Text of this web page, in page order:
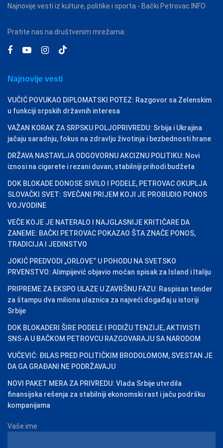
Najnovije vesti iz kulture, politike i sporta - Bački Petrovac INFO
Pratite nas na društvenim mrežama:
Najnovije vesti
VUČIĆ POVUKAO DIPLOMATSKI POTEZ: Razgovor sa Zelenskim
u funkciji srpskih državnih interesa
VAŽAN KORAK ZA SRPSKU POLJOPRIVREDU: Srbija i Ukrajina
jačaju saradnju, fokus na zdravlju životinja i bezbednosti hrane
DRŽAVA NASTAVLJA ODGOVORNU AKCIZNU POLITIKU: Novi
iznosi na cigarete i rezani duvan, stabilniji prihodi budžeta
DOK BLOKADE DONOSE SIVILO I PODELE, PETROVAC OKUPLJA
SLOVAČKI SVET: SVEČANI PRIJEM KOJI JE PROBUDIO PONOS
VOJVODINE
VEČE KOJE JE NATERALO I NAJGLASNIJE KRITIČARE DA
ZANEME: BAČKI PETROVAC POKAZAO ŠTA ZNAČE PONOS,
TRADICIJA I JEDINSTVO
JOKIĆ PREDVODI „ORLOVE“ U POHODU NA SVETSKO
PRVENSTVO: Alimpijević objavio moćan spisak za Island i Italiju
PRIPREME ZA EKSPO ULAZE U ZAVRŠNU FAZU: Raspisan tender
za štampu dva miliona ulaznica za najveći događaj u istoriji
Srbije
DOK BLOKADERI ŠIRE PODELE I PODIŽU TENZIJE, AKTIVISTI
SNS-A U BAČKOM PETROVCU RAZGOVARAJU SA NARODOM
VUČEVIĆ: ĐILAS PRED POLITIČKIM BRODOLOMOM, SVESTAN JE
DA GA GRAĐANI NE PODRŽAVAJU
NOVI PAKET MERA ZA PRIVREDU: Vlada Srbije utvrdila
finansijska rešenja za stabilniji ekonomski rast i jaču podršku
kompanijama
Vaše ime